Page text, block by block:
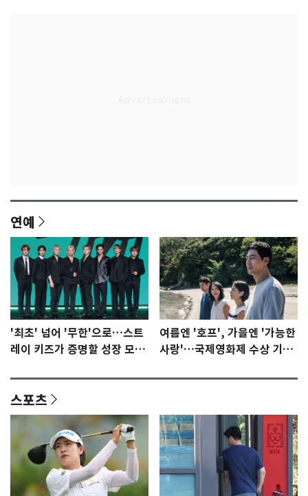
연예
'최초' 넘어 '무한'으로…스트
레이 키즈가 증명할 성장 모멘
여름엔 '호프', 가을엔 '가능한
사랑'…국제영화제 수상 기대
스포츠